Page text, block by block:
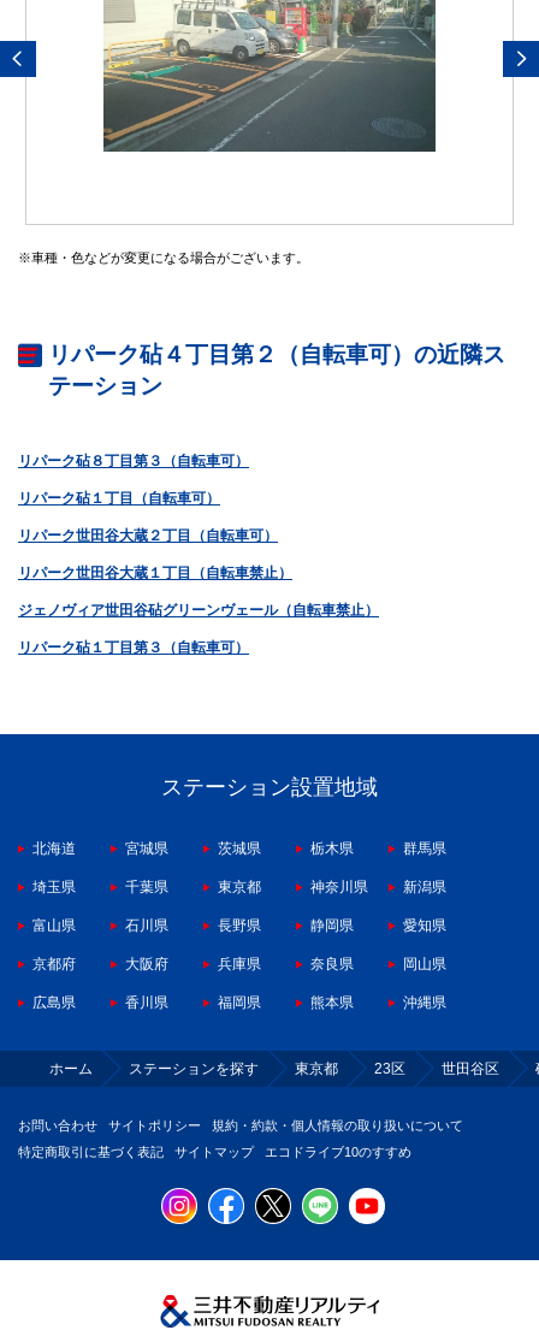
※車種・色などが変更になる場合がございます。
リパーク砧４丁目第２（自転車可）の近隣ス
テーション
リパーク砧８丁目第３（自転車可）
リパーク砧１丁目（自転車可）
リパーク世田谷大蔵２丁目（自転車可）
リパーク世田谷大蔵１丁目（自転車禁止）
ジェノヴィア世田谷砧グリーンヴェール（自転車禁止）
リパーク砧１丁目第３（自転車可）
ステーション設置地域
北海道 宮城県 茨城県 栃木県 群馬県
埼玉県 千葉県 東京都 神奈川県 新潟県
富山県 石川県 長野県 静岡県 愛知県
京都府 大阪府 兵庫県 奈良県 岡山県
広島県 香川県 福岡県 熊本県 沖縄県
ホーム ステーションを探す 東京都 23区 世田谷区
お問い合わせ サイトポリシー
規約・約款・個人情報の取り扱いについて
特定商取引に基づく表記
サイトマップ エコドライブ10のすすめ